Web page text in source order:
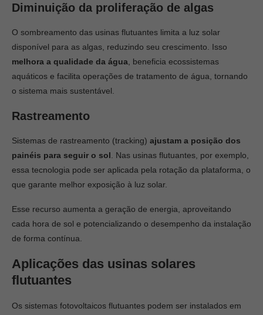
Diminuição da proliferação de algas
O sombreamento das usinas flutuantes limita a luz solar
disponível para as algas, reduzindo seu crescimento. Isso
melhora a qualidade da água , beneficia ecossistemas
aquáticos e facilita operações de tratamento de água, tornando
o sistema mais sustentável.
Rastreamento
Sistemas de rastreamento (tracking) ajustam a posição dos
painéis para seguir o sol . Nas usinas flutuantes, por exemplo,
essa tecnologia pode ser aplicada pela rotação da plataforma, o
que garante melhor exposição à luz solar.
Esse recurso aumenta a geração de energia, aproveitando
cada hora de sol e potencializando o desempenho da instalação
de forma contínua.
Aplicações das usinas solares
flutuantes
Os sistemas fotovoltaicos flutuantes podem ser instalados em